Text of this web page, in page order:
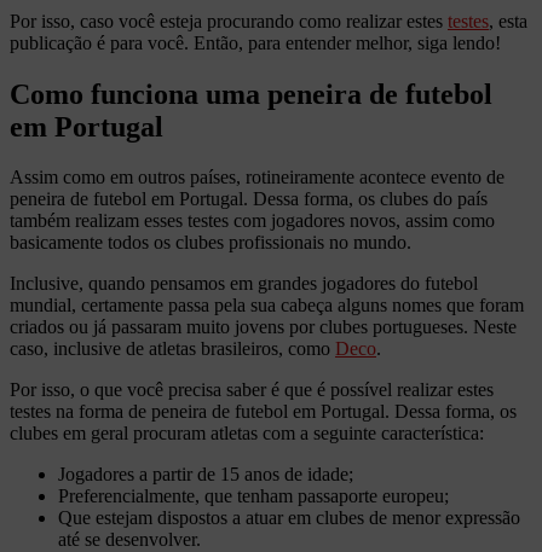
Por isso, caso você esteja procurando como realizar estes testes, esta
publicação é para você. Então, para entender melhor, siga lendo!
Como funciona uma peneira de futebol
em Portugal
Assim como em outros países, rotineiramente acontece evento de
peneira de futebol em Portugal. Dessa forma, os clubes do país
também realizam esses testes com jogadores novos, assim como
basicamente todos os clubes profissionais no mundo.
Inclusive, quando pensamos em grandes jogadores do futebol
mundial, certamente passa pela sua cabeça alguns nomes que foram
criados ou já passaram muito jovens por clubes portugueses. Neste
caso, inclusive de atletas brasileiros, como Deco.
Por isso, o que você precisa saber é que é possível realizar estes
testes na forma de peneira de futebol em Portugal. Dessa forma, os
clubes em geral procuram atletas com a seguinte característica:
Jogadores a partir de 15 anos de idade;
Preferencialmente, que tenham passaporte europeu;
Que estejam dispostos a atuar em clubes de menor expressão
até se desenvolver.